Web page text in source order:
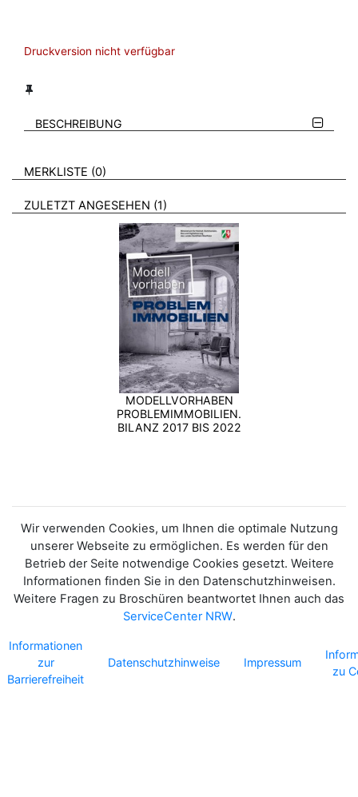
Druckversion nicht verfügbar
BESCHREIBUNG
VERWEISE AUF VERMERKTE- ODER ZULETZT ANGESEHENE
MERKLISTE 0 BROSCHÜREN
ZULETZT ANGESEHEN 1 BROSCHÜREN
MODELLVORHABEN
PROBLEMIMMOBILIEN.
BILANZ 2017 BIS 2022
Wir verwenden Cookies, um Ihnen die optimale Nutzung
unserer Webseite zu ermöglichen. Es werden für den
Betrieb der Seite notwendige Cookies gesetzt. Weitere
Informationen finden Sie in den Datenschutzhinweisen.
Weitere Fragen zu Broschüren beantwortet Ihnen auch das
ServiceCenter NRW.
Informationen
zur
Barrierefreiheit
Datenschutzhinweise Impressum
zu